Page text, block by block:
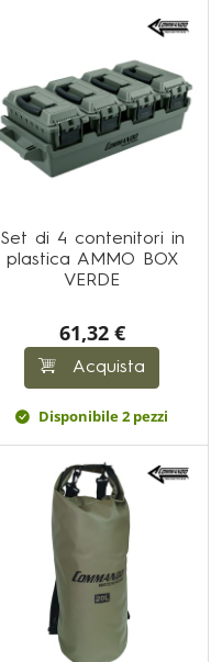
Set di 4 contenitori in
plastica AMMO BOX
VERDE
61,32 €
Acquista
Disponibile 2 pezzi